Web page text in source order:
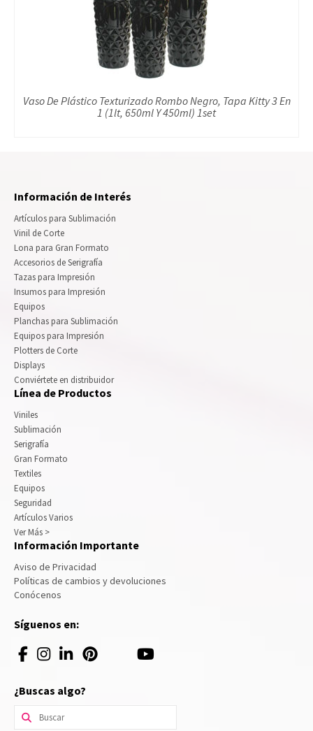
Vaso De Plástico Texturizado Rombo Negro, Tapa Kitty 3 En
1 (1lt, 650ml Y 450ml) 1set
Información de Interés
Artículos para Sublimación
Vinil de Corte
Lona para Gran Formato
Accesorios de Serigrafía
Tazas para Impresión
Insumos para Impresión
Equipos
Planchas para Sublimación
Equipos para Impresión
Plotters de Corte
Displays
Conviértete en distribuidor
Línea de Productos
Viniles
Sublimación
Serigrafía
Gran Formato
Textiles
Equipos
Seguridad
Artículos Varios
Ver Más >
Información Importante
Aviso de Privacidad
Políticas de cambios y devoluciones
Conócenos
Síguenos en:
¿Buscas algo?
Buscar
por: